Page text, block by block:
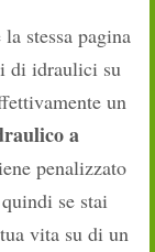
stessa pagina
di idraulici su
un
a
penalizzato
se stai
vita su di un